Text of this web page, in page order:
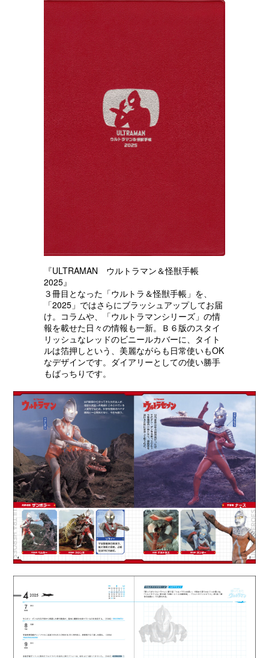
『ULTRAMAN ウルトラマン＆怪獣手帳
2025』
３冊目となった「ウルトラ＆怪獣手帳」を、
「2025」ではさらにブラッシュアップしてお届
け。コラムや、「ウルトラマンシリーズ」の情
報を載せた日々の情報も一新。Ｂ６版のスタイ
リッシュなレッドのビニールカバーに、タイト
ルは箔押しという、美麗ながらも日常使いもOK
なデザインです。ダイアリーとしての使い勝手
もばっちりです。